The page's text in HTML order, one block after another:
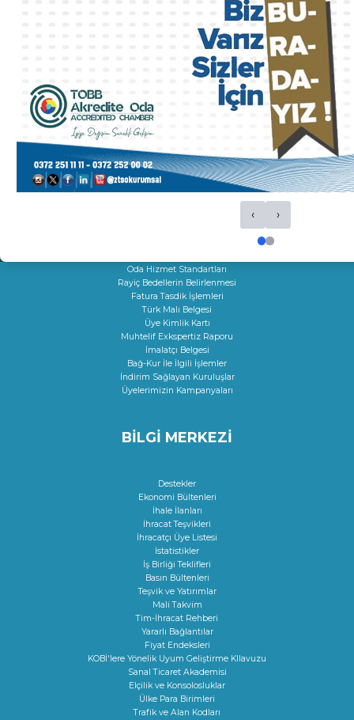
‹ ›
HİZMETLERİMİZ
Ticaret Sicil İşlemleri
Kapasite Raporları
Sigortacılık Levha Kaydı
Faaliyet Belgesi
Mersis
Yerli Malı Belgesi
Oda Hizmet Standartları
Rayiç Bedellerin Belirlenmesi
Fatura Tasdik İşlemleri
Türk Malı Belgesi
Üye Kimlik Kartı
Muhtelif Exkspertiz Raporu
İmalatçı Belgesi
Bağ-Kur İle İlgili İşlemler
İndirim Sağlayan Kuruluşlar
Üyelerimizin Kampanyaları
BİLGİ MERKEZİ
Destekler
Ekonomi Bültenleri
İhale İlanları
İhracat Teşvikleri
İhracatçı Üye Listesi
İstatistikler
İş Birliği Teklifleri
Basın Bültenleri
Teşvik ve Yatırımlar
Mali Takvim
Tim-İhracat Rehberi
Yararlı Bağlantılar
Fiyat Endeksleri
KOBİ'lere Yönelik Uyum Geliştirme KIlavuzu
Sanal Ticaret Akademisi
Elçilik ve Konsolosluklar
Ülke Para Birimleri
Trafik ve Alan Kodları